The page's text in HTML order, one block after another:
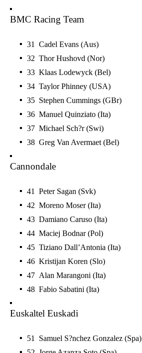
BMC Racing Team
31 Cadel Evans (Aus)
32 Thor Hushovd (Nor)
33 Klaas Lodewyck (Bel)
34 Taylor Phinney (USA)
35 Stephen Cummings (GBr)
36 Manuel Quinziato (Ita)
37 Michael Sch?r (Swi)
38 Greg Van Avermaet (Bel)
Cannondale
41 Peter Sagan (Svk)
42 Moreno Moser (Ita)
43 Damiano Caruso (Ita)
44 Maciej Bodnar (Pol)
45 Tiziano Dall’Antonia (Ita)
46 Kristijan Koren (Slo)
47 Alan Marangoni (Ita)
48 Fabio Sabatini (Ita)
Euskaltel Euskadi
51 Samuel S?nchez Gonzalez (Spa)